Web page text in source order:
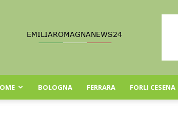
Romagna
BOLOGNA FERRARA FORLI CESENA